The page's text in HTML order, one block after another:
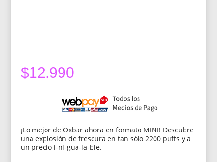
$12.990
¡Lo mejor de Oxbar ahora en formato MINI! Descubre
una explosión de frescura en tan sólo 2200 puffs y a
un precio i-ni-gua-la-ble.